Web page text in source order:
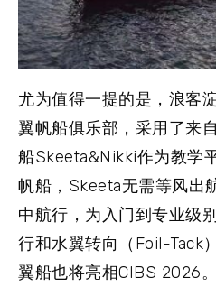
尤为值得一提的是，浪客
翼帆船俱乐部，采用了来
船Skeeta&Nikki作为教学
帆船，Skeeta无需等风出
中航行，为入门到专业级
行和水翼转向（Foil-Tack
翼船也将亮相CIBS 2026。